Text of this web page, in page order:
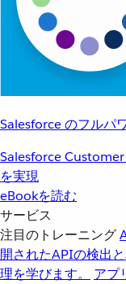
Salesforce のフルパ
Salesforce
を実現
eBookを読む
サービス
注目のトレーニング
開されたAPIの検出
理を学びます。
アプ